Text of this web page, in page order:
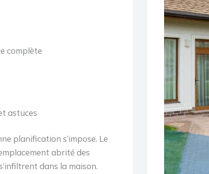
complète
astuces
planification s’impose. Le
abrité des
dans la maison.